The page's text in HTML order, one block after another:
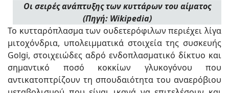
Οι σειρές ανάπτυξης των κυττάρων του αίματος
(Πηγή: Wikipedia)
Το κυτταρόπλασμα των ουδετερόφιλων περιέχει λίγα
μιτοχόνδρια, υπολειμματικά στοιχεία της συσκευής
Golgi, στοιχειώδες αδρό ενδοπλασματικό δίκτυο και
σημαντικό ποσό κοκκίων γλυκογόνου που
αντικατοπτρίζουν τη σπουδαιότητα του αναερόβιου